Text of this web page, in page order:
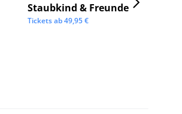
Staubkind & Freunde
Tickets ab49,95€